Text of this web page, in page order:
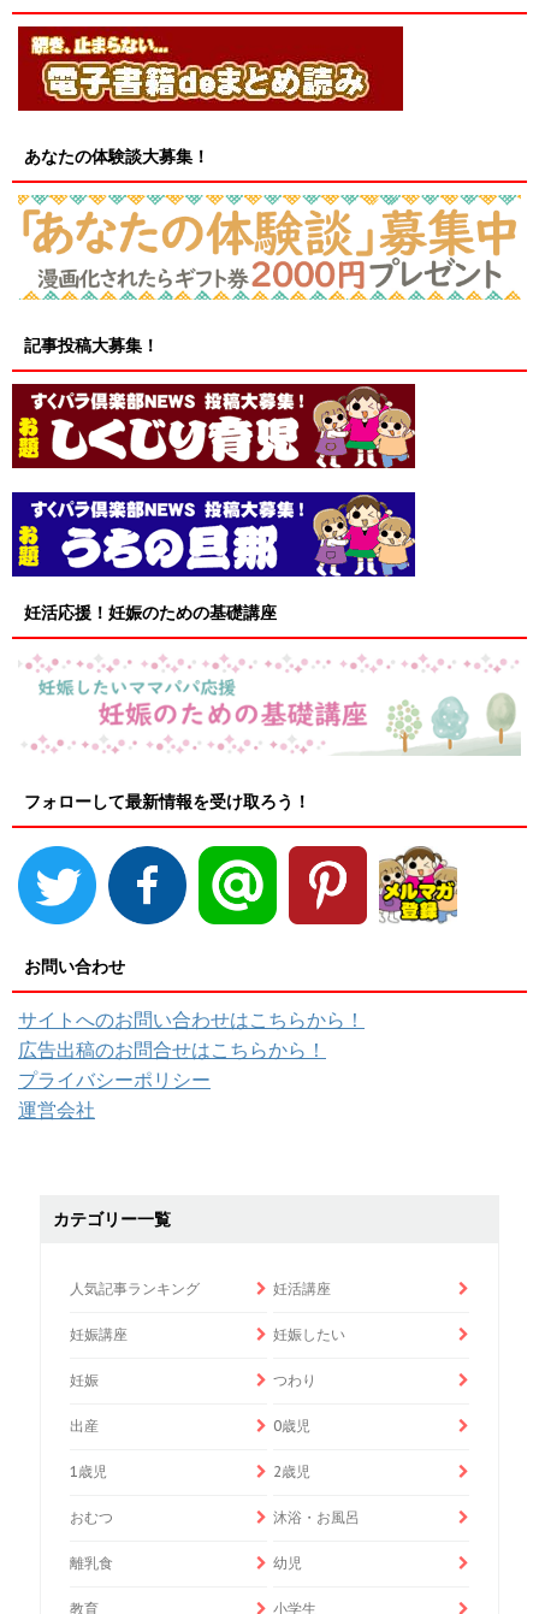
あなたの体験談大募集！
記事投稿大募集！
妊活応援！妊娠のための基礎講座
フォローして最新情報を受け取ろう！
お問い合わせ
サイトへのお問い合わせはこちらから！
広告出稿のお問合せはこちらから！
プライバシーポリシー
運営会社
カテゴリー一覧
人気記事ランキング 妊活講座
妊娠講座 妊娠したい
妊娠 つわり
出産 0歳児
1歳児 2歳児
おむつ 沐浴・お風呂
離乳食 幼児
教育 小学生